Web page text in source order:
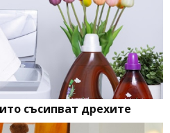
съсипват дрехите